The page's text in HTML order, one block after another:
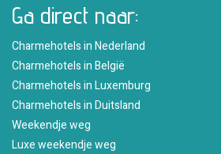
Ga direct naar:
Charmehotels in Nederland
Charmehotels in België
Charmehotels in Luxemburg
Charmehotels in Duitsland
Weekendje weg
Luxe weekendje weg